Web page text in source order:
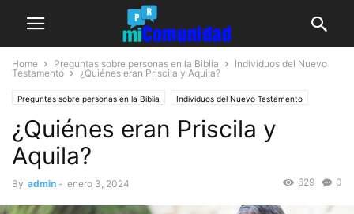
Home Preguntas sobre personas en la Biblia
Individuos del Nuevo
Testamento
¿Quiénes eran Priscila y Aquila?
Preguntas sobre personas en la Biblia Individuos del Nuevo Testamento
¿Quiénes eran Priscila y
Aquila?
By admin - enero 3, 2024 0
629